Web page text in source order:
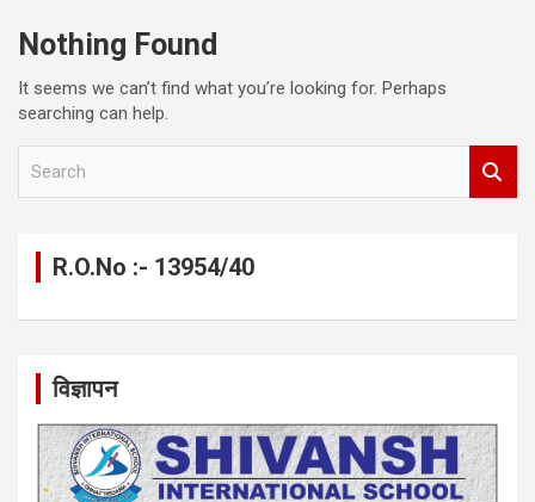
Nothing Found
It seems we can’t find what you’re looking for. Perhaps
searching can help.
R.O.No :- 13954/40
विज्ञापन